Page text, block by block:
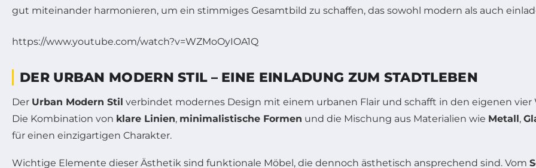
gut miteinander harmonieren, um ein stimmiges Gesamtbild zu schaffen, das sowohl modern als auch
https://www.youtube.com/watch?v=WZMoOyIOA1Q
DER URBAN MODERN STIL – EINE EINLADUNG ZUM STADTLEBEN
Der Urban Modern Stil verbindet modernes Design mit einem urbanen Flair und schafft in den eigenen vier
Die Kombination von klare Linien, minimalistische Formen und die Mischung aus Materialien wie Metall,
für einen einzigartigen Charakter.
Wichtige Elemente dieser Ästhetik sind funktionale Möbel, die dennoch ästhetisch ansprechend sind. Vom